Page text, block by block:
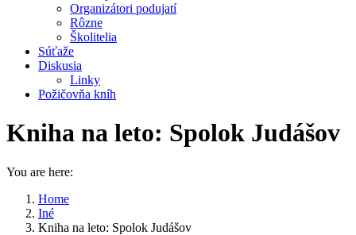
Organizátori podujatí
Rôzne
Školitelia
Súťaže
Diskusia
Linky
Požičovňa kníh
Kniha na leto: Spolok Judášov
You are here:
Home
Iné
Kniha na leto: Spolok Judášov